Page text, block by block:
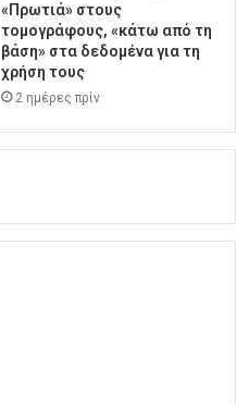
«Πρωτιά» στους
τομογράφους, «κάτω από τη
βάση» στα δεδομένα για τη
χρήση τους
2 ημέρες πρίν